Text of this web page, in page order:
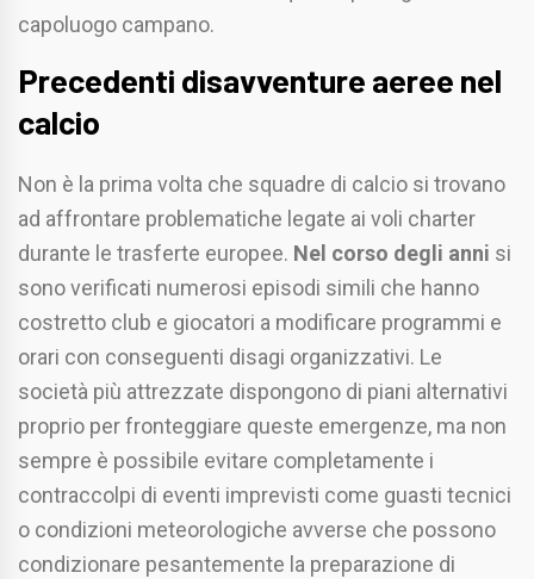
capoluogo campano.
Precedenti disavventure aeree nel
calcio
Non è la prima volta che squadre di calcio si trovano
ad affrontare problematiche legate ai voli charter
durante le trasferte europee. Nel corso degli anni si
sono verificati numerosi episodi simili che hanno
costretto club e giocatori a modificare programmi e
orari con conseguenti disagi organizzativi. Le
società più attrezzate dispongono di piani alternativi
proprio per fronteggiare queste emergenze, ma non
sempre è possibile evitare completamente i
contraccolpi di eventi imprevisti come guasti tecnici
o condizioni meteorologiche avverse che possono
condizionare pesantemente la preparazione di